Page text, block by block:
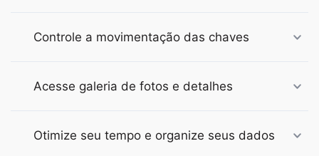
Controle a movimentação das chaves
Acesse galeria de fotos e detalhes
Otimize seu tempo e organize seus dados